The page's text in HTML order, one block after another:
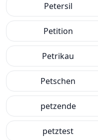
Petersil
Petition
Petrikau
Petschen
petzende
petztest